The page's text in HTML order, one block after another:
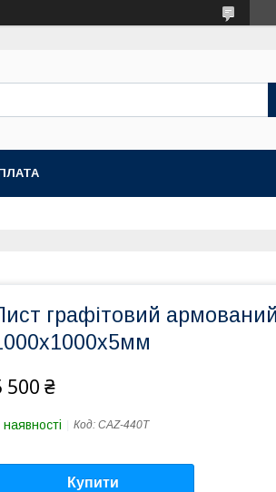
графітовий
500 ₴
Код: CAZ-440T
Купити